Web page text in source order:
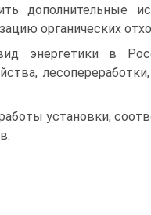
дополнительные
органических
энергетики в
установки,